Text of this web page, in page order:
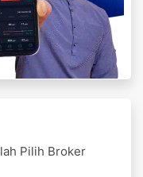
Pilih Broker